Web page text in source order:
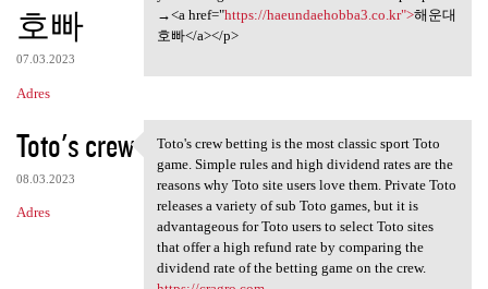
호빠
07.03.2023
Adres
→<a href="https://haeundaehobba3.co.kr">해운대
호빠</a></p>
Toto's crew
08.03.2023
Adres
Toto's crew betting is the
Toto's crew betting is the most classic sport Toto
game. Simple rules and high dividend rates are the
reasons why Toto site users love them. Private Toto
releases a variety of sub Toto games, but it is
advantageous for Toto users to select Toto sites
that offer a high refund rate by comparing the
dividend rate of the betting game on the crew.